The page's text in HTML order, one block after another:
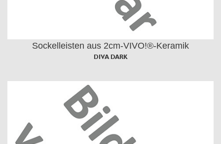
Sockelleisten aus 2cm-VIVO!®-Keramik
DIVA DARK